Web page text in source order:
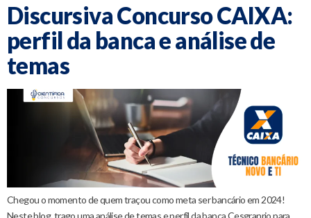
Discursiva Concurso CAIXA:
perfil da banca e análise de
temas
Chegou o momento de quem traçou como meta ser bancário em 2024!